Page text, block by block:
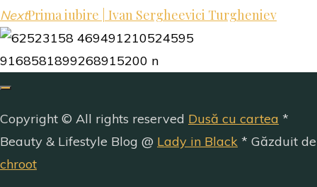
NextPrima iubire | Ivan Sergheevici Turgheniev
Copyright © All rights reserved Dusă cu cartea *
Beauty & Lifestyle Blog @ Lady in Black * Găzduit de
chroot